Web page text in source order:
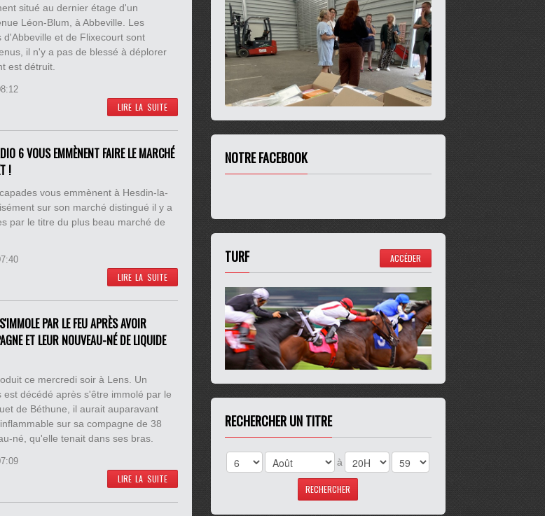
situé au dernier étage d'un
Léon-Blum, à Abbeville. Les
d'Abbeville et de Flixecourt sont
il n'y a pas de blessé à déplorer
est détruit.
LIRE LA SUITE
6 VOUS EMMÈNENT FAIRE LE MARCHÉ
!
vous emmènent à Hesdin-la-
sur son marché distingué il y a
par le titre du plus beau marché de
LIRE LA SUITE
PAR LE FEU APRÈS AVOIR
ET LEUR NOUVEAU-NÉ DE LIQUIDE
ce mercredi soir à Lens. Un
est décédé après s'être immolé par le
de Béthune, il aurait auparavant
sur sa compagne de 38
né, qu'elle tenait dans ses bras.
LIRE LA SUITE
NOTRE FACEBOOK
TURF ACCÉDER
RECHERCHER UN TITRE
à